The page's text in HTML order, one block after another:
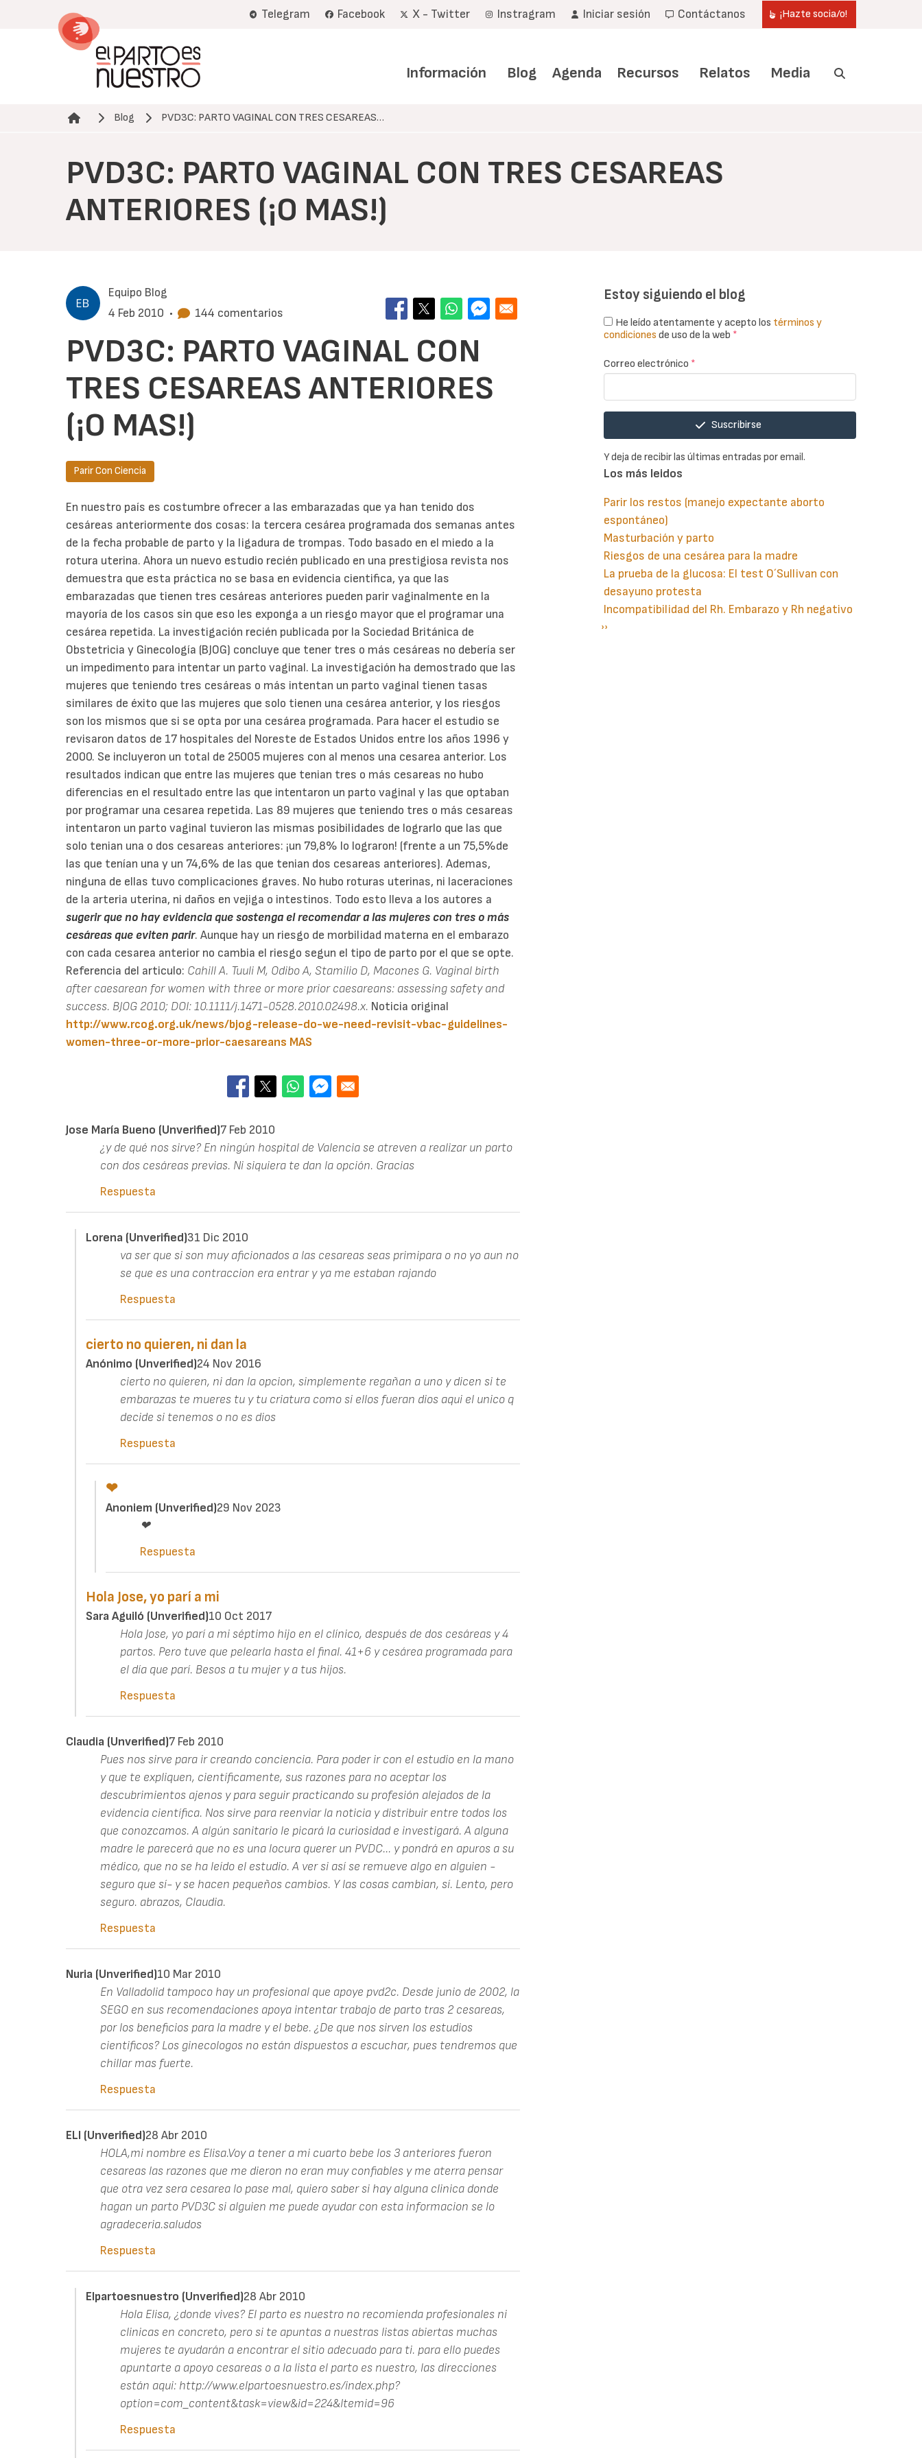
Telegram Facebook X - Twitter Instragram Iniciar sesión Contáctanos ¡Hazte socia/o!
Información Blog Agenda Recursos Relatos Media
Ruta de navegación
Blog PVD3C: PARTO VAGINAL CON TRES CESAREAS…
PVD3C: PARTO VAGINAL CON TRES CESAREAS
ANTERIORES (¡O MAS!)
Equipo Blog
4 Feb 2010 • 144 comentarios
PVD3C: PARTO VAGINAL CON
TRES CESAREAS ANTERIORES
(¡O MAS!)
Parir Con Ciencia
En nuestro país es costumbre ofrecer a las embarazadas que ya han tenido dos
cesáreas anteriormente dos cosas: la tercera cesárea programada dos semanas antes
de la fecha probable de parto y la ligadura de trompas. Todo basado en el miedo a la
rotura uterina. Ahora un nuevo estudio recién publicado en una prestigiosa revista nos
demuestra que esta práctica no se basa en evidencia cientifica, ya que las
embarazadas que tienen tres cesáreas anteriores pueden parir vaginalmente en la
mayoría de los casos sin que eso les exponga a un riesgo mayor que el programar una
cesárea repetida. La investigación recién publicada por la Sociedad Británica de
Obstetricia y Ginecología (BJOG) concluye que tener tres o más cesáreas no debería ser
un impedimento para intentar un parto vaginal. La investigación ha demostrado que las
mujeres que teniendo tres cesáreas o más intentan un parto vaginal tienen tasas
similares de éxito que las mujeres que solo tienen una cesárea anterior, y los riesgos
son los mismos que si se opta por una cesárea programada. Para hacer el estudio se
revisaron datos de 17 hospitales del Noreste de Estados Unidos entre los años 1996 y
2000. Se incluyeron un total de 25005 mujeres con al menos una cesarea anterior. Los
resultados indican que entre las mujeres que tenian tres o más cesareas no hubo
diferencias en el resultado entre las que intentaron un parto vaginal y las que optaban
por programar una cesarea repetida. Las 89 mujeres que teniendo tres o más cesareas
intentaron un parto vaginal tuvieron las mismas posibilidades de lograrlo que las que
solo tenian una o dos cesareas anteriores: ¡un 79,8% lo lograron! (frente a un 75,5%de
las que tenían una y un 74,6% de las que tenian dos cesareas anteriores). Ademas,
ninguna de ellas tuvo complicaciones graves. No hubo roturas uterinas, ni laceraciones
de la arteria uterina, ni daños en vejiga o intestinos. Todo esto lleva a los autores a
sugerir que no hay evidencia que sostenga el recomendar a las mujeres con tres o más
cesáreas que eviten parir. Aunque hay un riesgo de morbilidad materna en el embarazo
con cada cesarea anterior no cambia el riesgo segun el tipo de parto por el que se opte.
Referencia del articulo: Cahill A. Tuuli M, Odibo A, Stamilio D, Macones G. Vaginal birth
after caesarean for women with three or more prior caesareans: assessing safety and
success. BJOG 2010; DOI: 10.1111/j.1471-0528.2010.02498.x. Noticia original
http://www.rcog.org.uk/news/bjog-release-do-we-need-revisit-vbac-guidelines-
women-three-or-more-prior-caesareans MAS
Jose María Bueno (unverified)7 Feb 2010
¿y de qué nos sirve? En ningún hospital de Valencia se atreven a realizar un parto
con dos cesáreas previas. Ni siquiera te dan la opción. Gracias
Respuesta
Lorena (unverified)31 Dic 2010
va ser que si son muy aficionados a las cesareas seas primipara o no yo aun no
se que es una contraccion era entrar y ya me estaban rajando
Respuesta
cierto no quieren, ni dan la
Anónimo (unverified)24 Nov 2016
cierto no quieren, ni dan la opcion, simplemente regañan a uno y dicen si te
embarazas te mueres tu y tu criatura como si ellos fueran dios aqui el unico q
decide si tenemos o no es dios
Respuesta
❤
Anoniem (unverified)29 Nov 2023
❤
Respuesta
Hola Jose, yo parí a mi
Sara Aguiló (unverified)10 Oct 2017
Hola Jose, yo parí a mi séptimo hijo en el clínico, después de dos cesáreas y 4
partos. Pero tuve que pelearla hasta el final. 41+6 y cesárea programada para
el día que parí. Besos a tu mujer y a tus hijos.
Respuesta
Claudia (unverified)7 Feb 2010
Pues nos sirve para ir creando conciencia. Para poder ir con el estudio en la mano
y que te expliquen, científicamente, sus razones para no aceptar los
descubrimientos ajenos y para seguir practicando su profesión alejados de la
evidencia científica. Nos sirve para reenviar la noticia y distribuir entre todos los
que conozcamos. A algún sanitario le picará la curiosidad e investigará. A alguna
madre le parecerá que no es una locura querer un PVDC... y pondrá en apuros a su
médico, que no se ha leído el estudio. A ver si así se remueve algo en alguien -
seguro que sí- y se hacen pequeños cambios. Y las cosas cambian, sí. Lento, pero
seguro. abrazos, Claudia.
Respuesta
Nuria (unverified)10 Mar 2010
En Valladolid tampoco hay un profesional que apoye pvd2c. Desde junio de 2002, la
SEGO en sus recomendaciones apoya intentar trabajo de parto tras 2 cesareas,
por los beneficios para la madre y el bebe. ¿De que nos sirven los estudios
cientificos? Los ginecologos no están dispuestos a escuchar, pues tendremos que
chillar mas fuerte.
Respuesta
ELI (unverified)28 Abr 2010
HOLA,mi nombre es Elisa.Voy a tener a mi cuarto bebe los 3 anteriores fueron
cesareas las razones que me dieron no eran muy confiables y me aterra pensar
que otra vez sera cesarea lo pase mal, quiero saber si hay alguna clinica donde
hagan un parto PVD3C si alguien me puede ayudar con esta informacion se lo
agradeceria.saludos
Respuesta
Elpartoesnuestro (unverified)28 Abr 2010
Hola Elisa, ¿donde vives? El parto es nuestro no recomienda profesionales ni
clinicas en concreto, pero si te apuntas a nuestras listas abiertas muchas
mujeres te ayudarán a encontrar el sitio adecuado para ti. para ello puedes
apuntarte a apoyo cesareas o a la lista el parto es nuestro, las direcciones
están aqui: http://www.elpartoesnuestro.es/index.php?
option=com_content&task=view&id=224&Itemid=96
Respuesta
Estoy siguiendo el blog
He leído atentamente y acepto los términos y
condiciones de uso de la web *
Correo electrónico *
Suscribirse
Y deja de recibir las últimas entradas por email.
Los más leidos
Parir los restos (manejo expectante aborto
espontáneo)
Masturbación y parto
Riesgos de una cesárea para la madre
La prueba de la glucosa: El test O´Sullivan con
desayuno protesta
Incompatibilidad del Rh. Embarazo y Rh negativo
Paginación
Siguiente
››